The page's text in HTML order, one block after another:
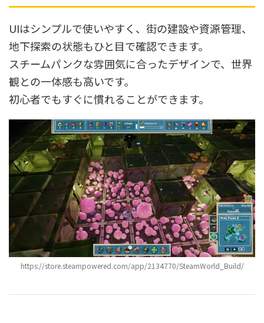
UIはシンプルで使いやすく、街の建設や資源管理、
地下探索の状態もひと目で確認できます。
スチームパンクな雰囲気に合ったデザインで、世界
観との一体感も高いです。
初心者でもすぐに慣れることができます。
https://store.steampowered.com/app/2134770/SteamWorld_Build/